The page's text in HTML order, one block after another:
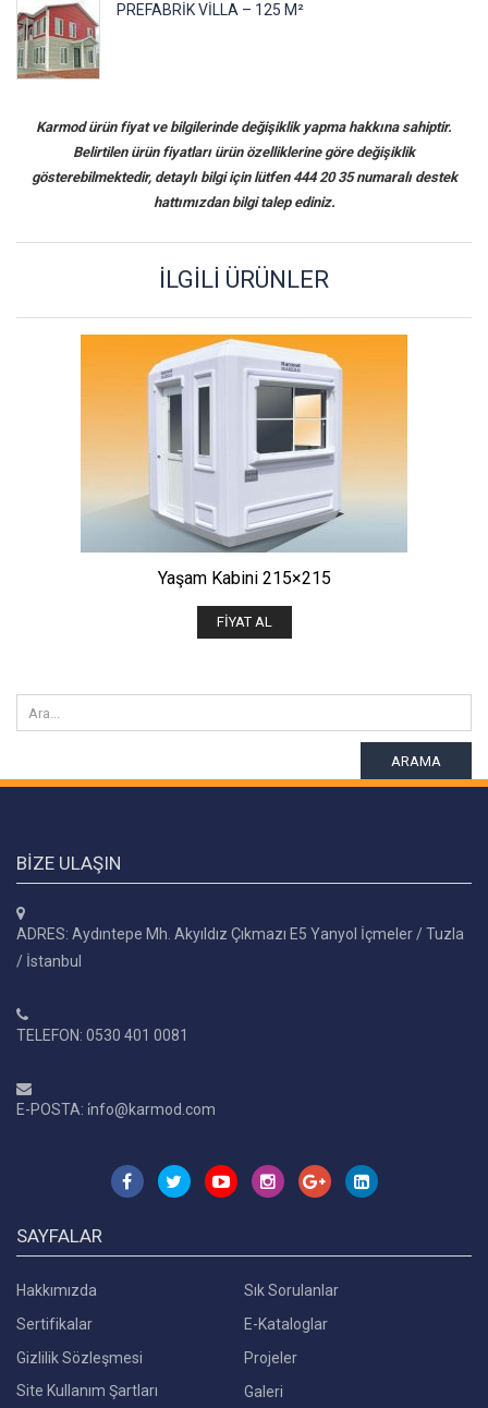
PREFABRIK VILLA – 125 M²
Karmod ürün fiyat ve bilgilerinde değişiklik yapma hakkına sahiptir.
Belirtilen ürün fiyatları ürün özelliklerine göre değişiklik
gösterebilmektedir, detaylı bilgi için lütfen 444 20 35 numaralı destek
hattımızdan bilgi talep ediniz.
İLGILI ÜRÜNLER
Yaşam Kabini 215×215
FIYAT AL
ARAMA
BIZE ULAŞIN
ADRES: Aydıntepe Mh. Akyıldız Çıkmazı E5 Yanyol İçmeler / Tuzla
/ İstanbul
TELEFON: 0530 401 0081
E-POSTA: i̇nfo@karmod.com
SAYFALAR
Hakkımızda
Sertifikalar
Gizlilik Sözleşmesi
Site Kullanım Şartları
Sık Sorulanlar
E-Kataloglar
Projeler
Galeri